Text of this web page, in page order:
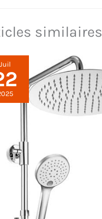
similaires
Juil